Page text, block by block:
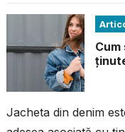
Cum
Jacheta din denim